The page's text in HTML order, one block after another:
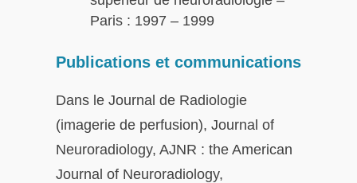
Paris : 1997 – 1999
Publications et communications
Dans le Journal de Radiologie
(imagerie de perfusion), Journal of
Neuroradiology, AJNR : the American
Journal of Neuroradiology,